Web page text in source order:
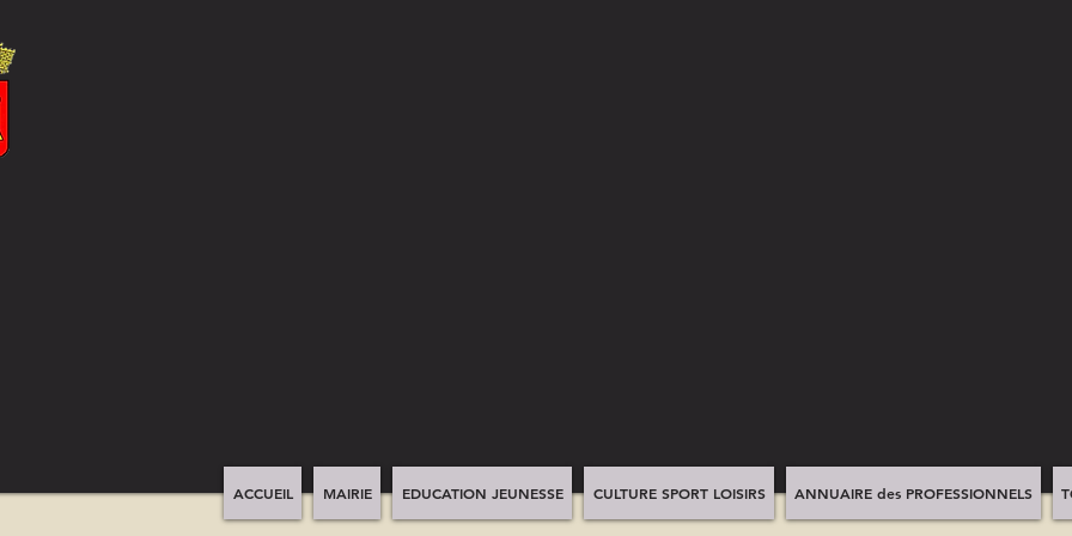
ACCUEIL MAIRIE EDUCATION JEUNESSE CULTURE SPORT LOISIRS ANNUAIRE des PROFESSIONNELS